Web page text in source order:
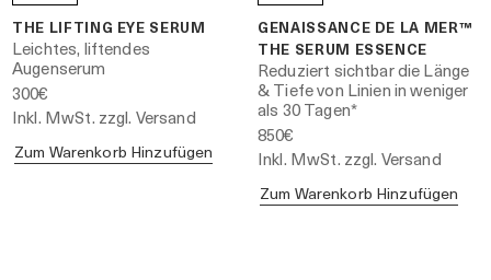
THE LIFTING EYE SERUM
Leichtes, liftendes
Augenserum
300€
Inkl. MwSt. zzgl. Versand
Zum Warenkorb Hinzufügen
GENAISSANCE DE LA MER™
THE SERUM ESSENCE
Reduziert sichtbar die Länge
& Tiefe von Linien in weniger
als 30 Tagen*
850€
Inkl. MwSt. zzgl. Versand
Zum Warenkorb Hinzufügen